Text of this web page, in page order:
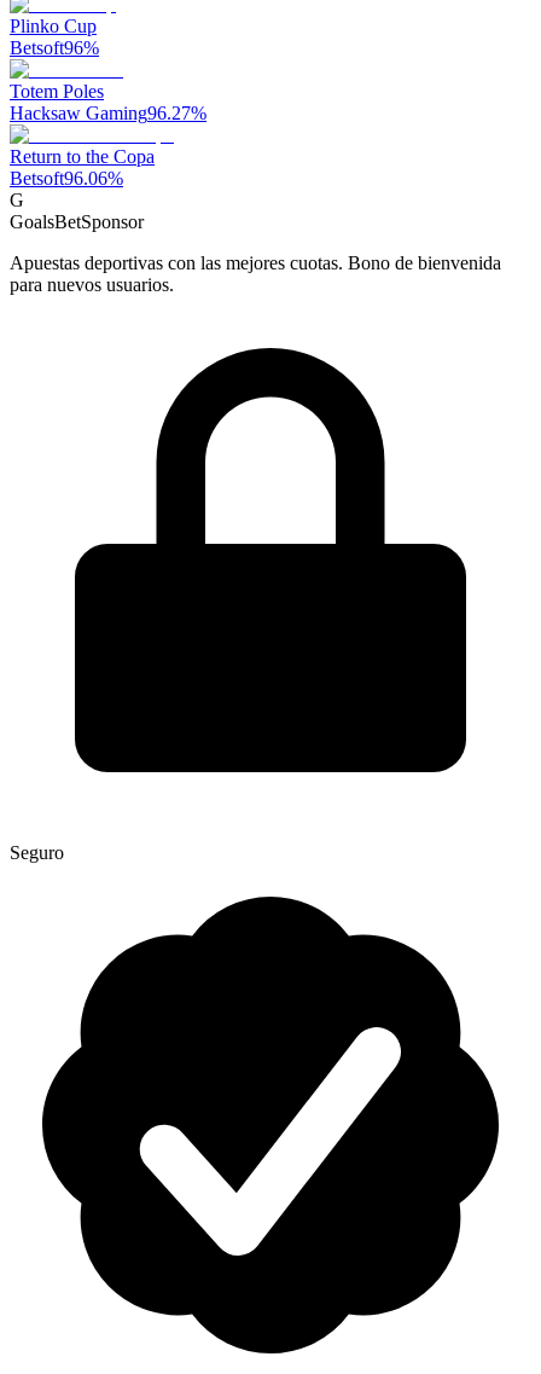
Plinko Cup
Betsoft96%
Totem Poles
Hacksaw Gaming96.27%
Return to the Copa
Betsoft96.06%
G
GoalsBetSponsor
Apuestas deportivas con las mejores cuotas. Bono de bienvenida
para nuevos usuarios.
Seguro